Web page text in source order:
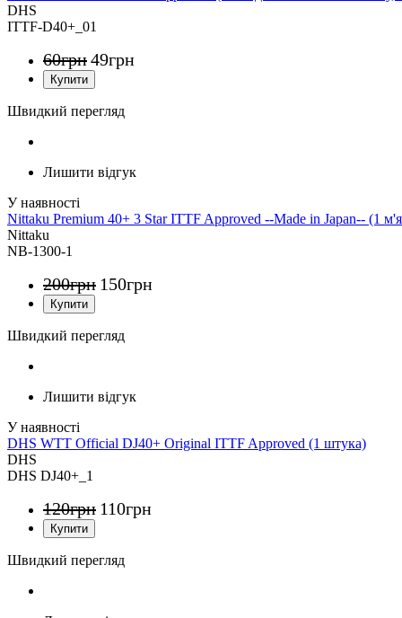
DHS
ITTF-D40+_01
60грн49грн
Швидкий перегляд
Лишити відгук
Nittaku Premium 40+ 3 Star ITTF Approved --Made in Japan-- (1
Nittaku
NB-1300-1
200грн 150грн
Швидкий перегляд
Лишити відгук
DHS WTT Official DJ40+ Original ITTF Approved (1 штука)
DHS
DHS DJ40+_1
120грн 110грн
Швидкий перегляд